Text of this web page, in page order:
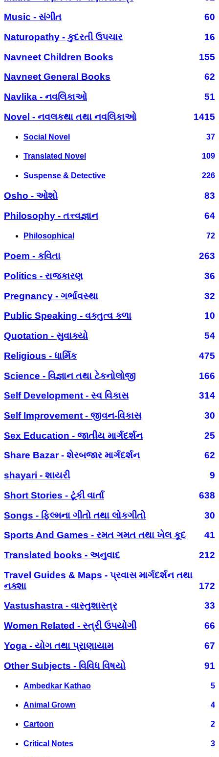
Music - સંગીત
60
Naturopathy - કુદરતી ઉપચાર
16
Navneet Children Books
155
Navneet General Books
62
Navlika - નવલિકાઓ
51
Novel - નવલકથા તથા નવલિકાઓ
1415
Social Novel 37
Translated Novel 109
Suspense & Detective 226
Osho - ઓશો
83
Philosophy - તત્ત્વજ્ઞાન
64
Philosophical 72
Poem - કવિતા
263
Politics - રાજકારણ
36
Pregnancy - ગર્ભાવસ્થા
32
Public Speaking - વક્તુત્વ કળા
10
Quotation - સુવાક્યો
54
Religious - ધાર્મિક
475
Science - વિજ્ઞાન તથા ટેકનોલોજી
166
Self Development - સ્વ વિકાસ
314
Self Improvement - જીવન-વિકાસ
30
Sex Education - જાતીય માર્ગદર્શન
25
Share Bazar - શેરબજાર માર્ગદર્શન
62
shayari - શાયરી
9
Short Stories - ટૂંકી વાર્તા
638
Songs - ફિલ્મના ગીતો તથા લોકગીતો
30
Sports And Games - રમત ગમત તથા ખેલ કૂદ
41
Translated books - અનુવાદ
212
Travel Guides & Maps - પ્રવાસ માર્ગદર્શન તથા
નક્શા
172
Vastushastra - વાસ્તુશાસ્ત્ર
33
Women Related - સ્ત્રી ઉપયોગી
66
Yoga - યોગ તથા પ્રાણાયામ
67
Other Subjects - વિવિધ વિષયો
91
Ambedkar Kathao 5
Animal Grown 4
Cartoon 2
Critical Notes 3